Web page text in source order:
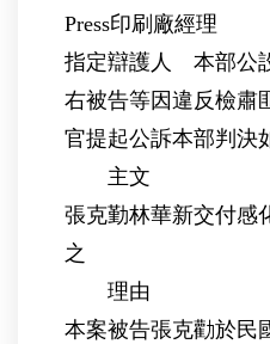
Press印刷廠經理
指定辯護人 本部公
右被告等因違反檢肅
官提起公訴本部判決
主文
張克勤林華新交付感
之
理由
本案被告張克勸於民